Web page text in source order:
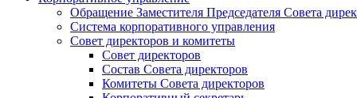
Обращение Заместителя Председателя Совета
Система корпоративного управления
Совет директоров и комитеты
Совет директоров
Состав Совета директоров
Комитеты Совета директоров